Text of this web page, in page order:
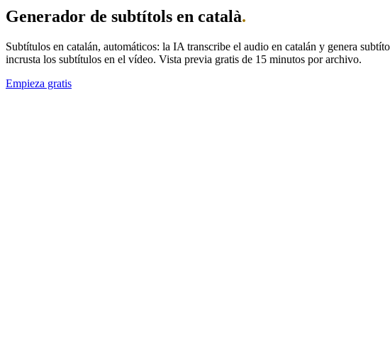
Generador de subtítols en català.
Subtítulos en catalán, automáticos: la IA transcribe el audio en catalán y genera
incrusta los subtítulos en el vídeo. Vista previa gratis de 15 minutos por archivo.
Empieza gratis